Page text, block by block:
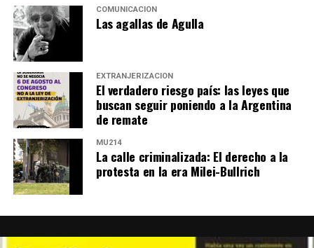
COMUNICACIÓN
Las agallas de Agulla
EXTRANJERIZACIÓN
El verdadero riesgo país: las leyes que
buscan seguir poniendo a la Argentina
de remate
MU214
La calle criminalizada: El derecho a la
protesta en la era Milei-Bullrich